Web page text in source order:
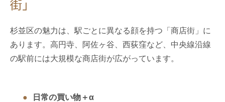
街」
杉並区の魅力は、駅ごとに異なる顔を持つ「商店街」に
あります。高円寺、阿佐ヶ谷、西荻窪など、中央線沿線
の駅前には大規模な商店街が広がっています。
日常の買い物＋α